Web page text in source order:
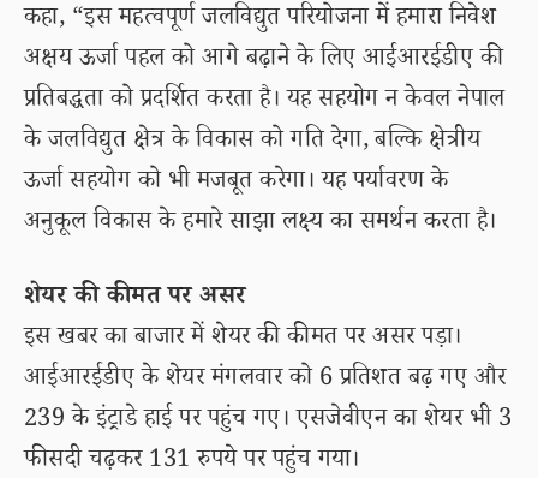
कहा, “इस महत्वपूर्ण जलविद्युत परियोजना में हमारा निवेश
अक्षय ऊर्जा पहल को आगे बढ़ाने के लिए आईआरईडीए की
प्रतिबद्धता को प्रदर्शित करता है। यह सहयोग न केवल नेपाल
के जलविद्युत क्षेत्र के विकास को गति देगा, बल्कि क्षेत्रीय
ऊर्जा सहयोग को भी मजबूत करेगा। यह पर्यावरण के
अनुकूल विकास के हमारे साझा लक्ष्य का समर्थन करता है।
शेयर की कीमत पर असर
इस खबर का बाजार में शेयर की कीमत पर असर पड़ा।
आईआरईडीए के शेयर मंगलवार को 6 प्रतिशत बढ़ गए और
239 के इंट्राडे हाई पर पहुंच गए। एसजेवीएन का शेयर भी 3
फीसदी चढ़कर 131 रुपये पर पहुंच गया।